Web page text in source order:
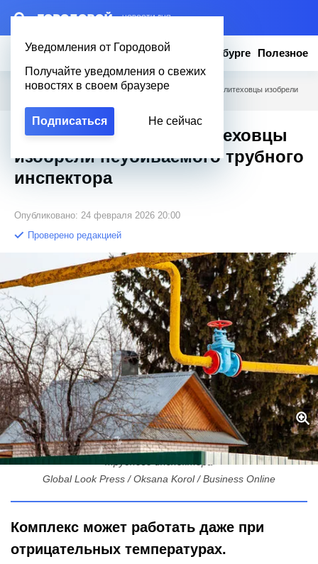
– НОВОСТИ ДНЯ
Уведомления от Городовой
Получайте уведомления о свежих
новостях в своем браузере
Подписаться Не сейчас
Новости Эксклюзив Вопросы о Петербурге Полезное
Городовой Новости Петербурга / 60 км под землей: политеховцы изобрели
60 км под землей: политеховцы
изобрели неубиваемого трубного
инспектора
Опубликовано: 24 февраля 2026 20:00
Проверено редакцией
60 км под землей: политеховцы изобрели неубиваемого
Global Look Press / Oksana Korol / Business Online
Комплекс может работать даже при
отрицательных температурах.